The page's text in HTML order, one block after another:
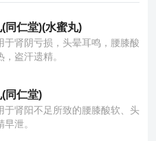
同仁堂)(水蜜丸)
于肾阴亏损，头晕耳鸣，腰膝酸
盗汗遗精。
同仁堂)
于肾阳不足所致的腰膝酸软、头
泄。